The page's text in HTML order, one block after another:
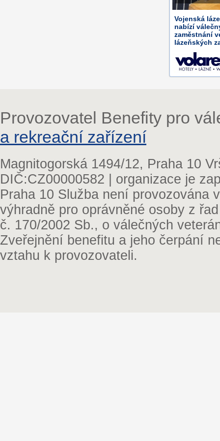
Vojenská
nabízí
zaměstnání
lázeňských
Provozovatel Benefity pro
a rekreační zařízení
Magnitogorská 1494/12, Praha 10
DIČ:CZ00000582 | organizace je
Praha 10 Služba není provozována
výhradně pro oprávněné osoby z
č. 170/2002 Sb., o válečných
Zveřejnění benefitu a jeho čerpání
vztahu k provozovateli.